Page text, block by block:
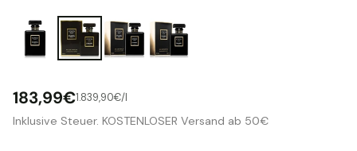
Normaler
183,99€Stückpreis
1.839,90€/
pro l
Inklusive Steuer. KOSTENLOSER Versand ab 50€